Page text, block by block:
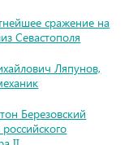
сражение на
Севастополя
Ляпунов,
Березовский